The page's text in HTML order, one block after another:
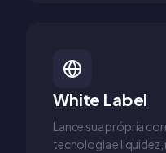
White Label
Lance sua própria
tecnologia e